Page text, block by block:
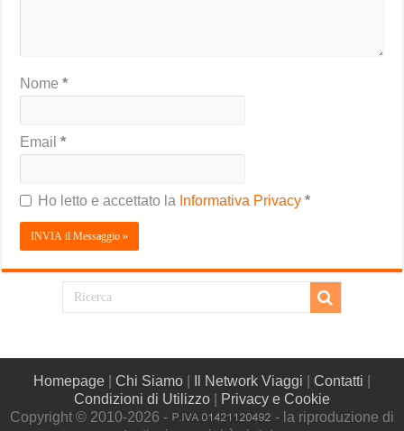
Nome*
Email*
Ho letto e accettato la Informativa Privacy*
Homepage Chi Siamo Il Network Viaggi Contatti
Condizioni di Utilizzo
Privacy e Cookie
Copyright © 2010-2026 -
- la riproduzione di